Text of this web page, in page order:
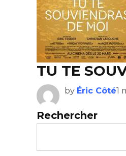
TU TE
by Éric Côté1
Rechercher